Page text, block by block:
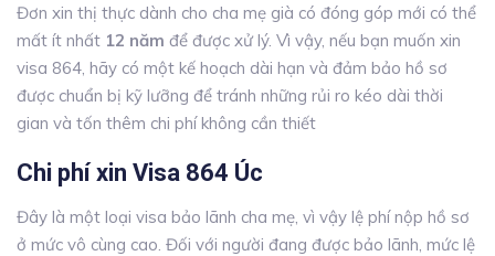
Đơn xin thị thực dành cho cha mẹ già có đóng góp mới có thể
mất ít nhất 12 năm để được xử lý. Vì vậy, nếu bạn muốn xin
visa 864, hãy có một kế hoạch dài hạn và đảm bảo hồ sơ
được chuẩn bị kỹ lưỡng để tránh những rủi ro kéo dài thời
gian và tốn thêm chi phí không cần thiết
Chi phí xin Visa 864 Úc
Đây là một loại visa bảo lãnh cha mẹ, vì vậy lệ phí nộp hồ sơ
ở mức vô cùng cao. Đối với người đang được bảo lãnh, mức lệ